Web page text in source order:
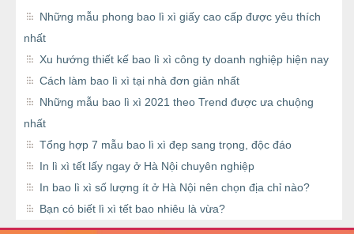
Những mẫu phong bao lì xì giấy cao cấp được yêu thích
nhất
Xu hướng thiết kế bao lì xì công ty doanh nghiệp hiện nay
Cách làm bao lì xì tại nhà đơn giản nhất
Những mẫu bao lì xì 2021 theo Trend được ưa chuộng
nhất
Tổng hợp 7 mẫu bao lì xì đẹp sang trọng, độc đáo
In lì xì tết lấy ngay ở Hà Nội chuyên nghiệp
In bao lì xì số lượng ít ở Hà Nội nên chọn địa chỉ nào?
Bạn có biết lì xì tết bao nhiêu là vừa?